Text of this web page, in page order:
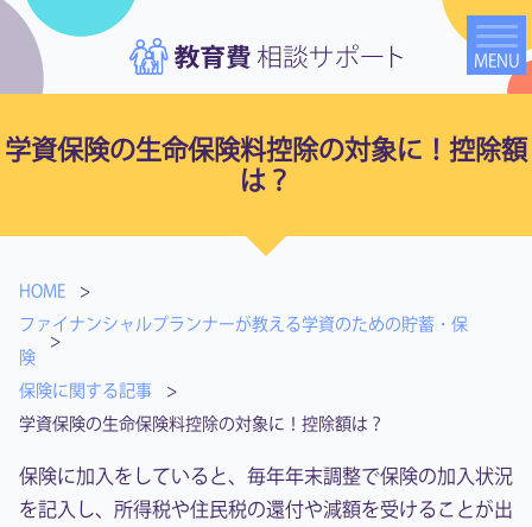
学資保険の生命保険料控除の対象に！控除額
は？
HOME
ファイナンシャルプランナーが教える学資のための貯蓄・保
険
保険に関する記事
学資保険の生命保険料控除の対象に！控除額は？
保険に加入をしていると、毎年年末調整で保険の加入状況
を記入し、所得税や住民税の還付や減額を受けることが出